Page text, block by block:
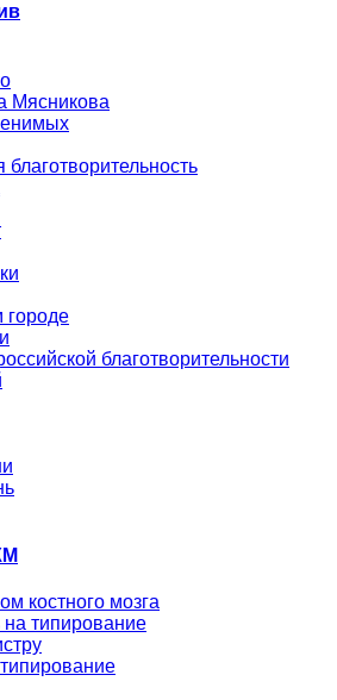
Мясникова
благотворительности
костного мозга
на типирование